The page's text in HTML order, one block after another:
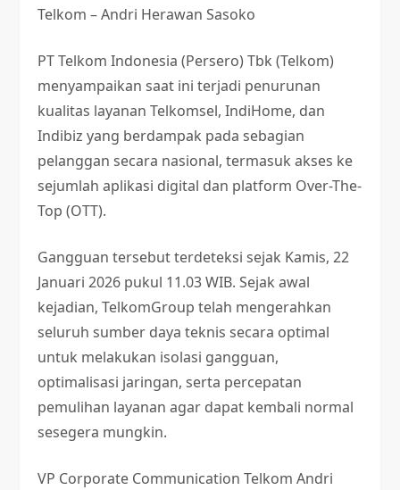
Telkom – Andri Herawan Sasoko
PT Telkom Indonesia (Persero) Tbk (Telkom)
menyampaikan saat ini terjadi penurunan
kualitas layanan Telkomsel, IndiHome, dan
Indibiz yang berdampak pada sebagian
pelanggan secara nasional, termasuk akses ke
sejumlah aplikasi digital dan platform Over-The-
Top (OTT).
Gangguan tersebut terdeteksi sejak Kamis, 22
Januari 2026 pukul 11.03 WIB. Sejak awal
kejadian, TelkomGroup telah mengerahkan
seluruh sumber daya teknis secara optimal
untuk melakukan isolasi gangguan,
optimalisasi jaringan, serta percepatan
pemulihan layanan agar dapat kembali normal
sesegera mungkin.
VP Corporate Communication Telkom Andri